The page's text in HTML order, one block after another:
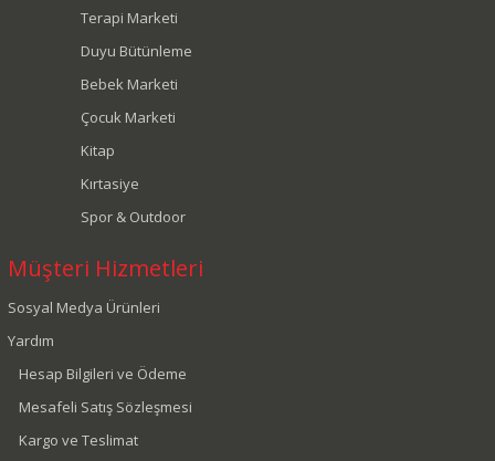
Terapi Marketi
Duyu Bütünleme
Bebek Marketi
Çocuk Marketi
Kitap
Kırtasiye
Spor & Outdoor
Müşteri Hizmetleri
Sosyal Medya Ürünleri
Yardım
Hesap Bilgileri ve Ödeme
Mesafeli Satış Sözleşmesi
Kargo ve Teslimat